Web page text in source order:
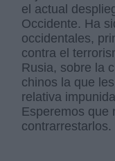
el actual
Occidente. Ha
occidentales,
contra el
Rusia, sobre la
chinos la que
relativa
Esperemos que
contrarrestarlos.